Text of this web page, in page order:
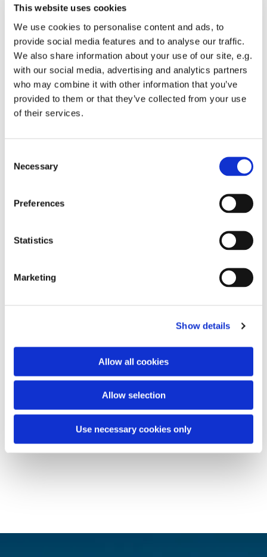
This website uses cookies
We use cookies to personalise content and ads, to
provide social media features and to analyse our traffic.
We also share information about your use of our site, e.g.
with our social media, advertising and analytics partners
who may combine it with other information that you’ve
provided to them or that they’ve collected from your use
of their services.
Selection
Necessary
Preferences
Statistics
Marketing
Show details
Allow all cookies
Allow selection
Use necessary cookies only
Dies könnte Sie auch